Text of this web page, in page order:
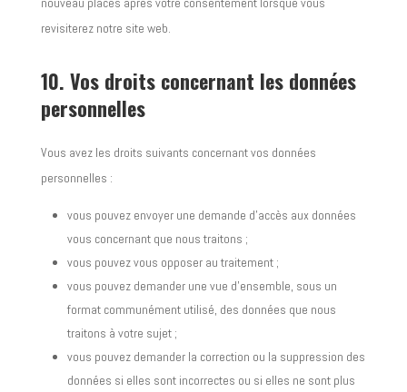
revisiterez notre site web.
10. Vos droits concernant les données
personnelles
Vous avez les droits suivants concernant vos données
personnelles :
vous pouvez envoyer une demande d’accès aux données
vous concernant que nous traitons ;
vous pouvez vous opposer au traitement ;
vous pouvez demander une vue d’ensemble, sous un
format communément utilisé, des données que nous
traitons à votre sujet ;
vous pouvez demander la correction ou la suppression des
données si elles sont incorrectes ou si elles ne sont plus